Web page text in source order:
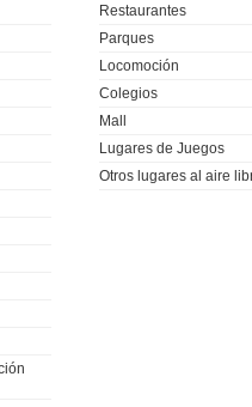
Restaurantes
Parques
Locomoción
Colegios
Mall
Lugares de Juegos
Otros lugares al aire